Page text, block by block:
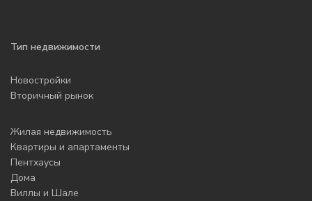
Тип недвижимости
Новостройки
Вторичный рынок
Жилая недвижимость
Квартиры и апартаменты
Пентхаусы
Дома
Виллы и Шале